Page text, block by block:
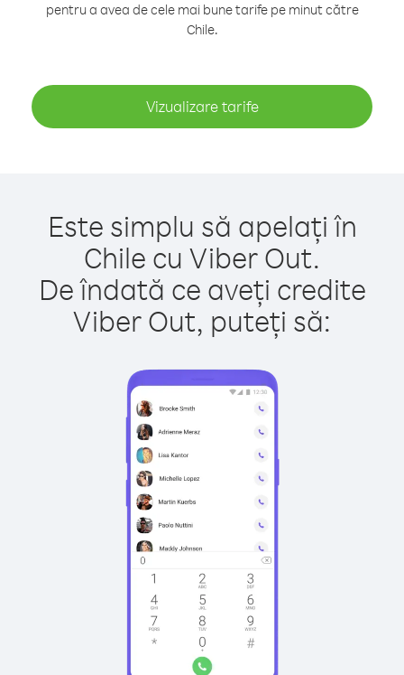
pentru a avea de cele mai bune tarife pe minut către
Chile.
Vizualizare tarife
Este simplu să apelați în
Chile cu Viber Out.
De îndată ce aveți credite
Viber Out, puteți să: